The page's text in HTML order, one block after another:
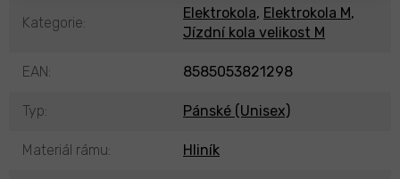
Kategorie:
Elektrokola, Elektrokola M,
Jízdní kola velikost M
EAN: 8585053821298
Typ: Pánské (Unisex)
Materiál rámu: Hliník